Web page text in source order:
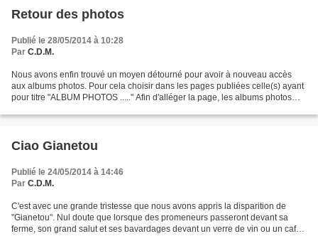
Retour des photos
Publié le 28/05/2014 à 10:28
Par C.D.M.
Nous avons enfin trouvé un moyen détourné pour avoir à nouveau accès
aux albums photos. Pour cela choisir dans les pages publiées celle(s) ayant
pour titre "ALBUM PHOTOS ....." Afin d'alléger la page, les albums photos
Ciao Gianetou
Publié le 24/05/2014 à 14:46
Par C.D.M.
C'est avec une grande tristesse que nous avons appris la disparition de
"Gianetou". Nul doute que lorsque des promeneurs passeront devant sa
ferme, son grand salut et ses bavardages devant un verre de vin ou un café,